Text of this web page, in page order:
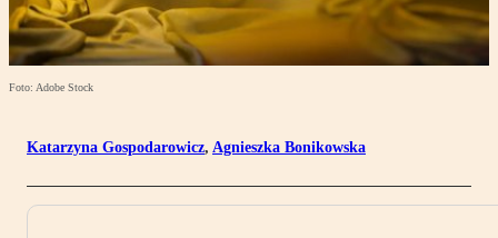
Foto: Adobe Stock
Katarzyna Gospodarowicz, Agnieszka Bonikowska